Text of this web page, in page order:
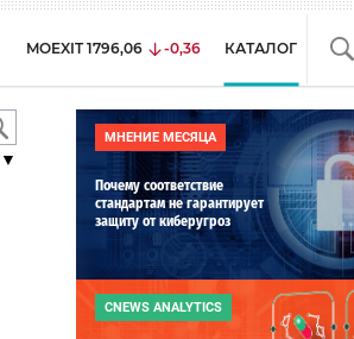
MOEXIT 1796,06 -0,36 КАТАЛОГ
▼
МНЕНИЕ МЕСЯЦА
Почему соответствие
стандартам не гарантирует
защиту от киберугроз
CNEWS ANALYTICS